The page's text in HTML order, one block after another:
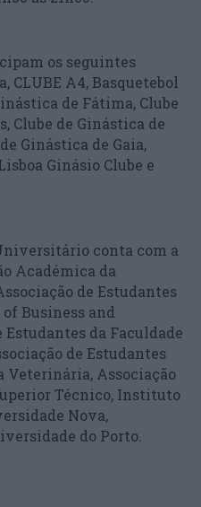
os seguintes
CLUBE A4, Basquetebol
de Fátima, Clube
Clube de Ginástica de
Ginástica de Gaia,
Ginásio Clube e
conta com a
Académica da
de Estudantes
Business and
Estudantes da Faculdade
de Estudantes
Veterinária, Associação
Técnico, Instituto
Nova,
do Porto.